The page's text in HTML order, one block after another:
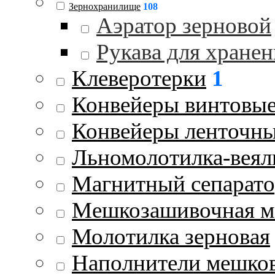
Зернохранилище 108
Аэратор зерновой
Рукава для
Клеверотерки 1
Конвейеры
Конвейеры
Льномолотилка-
Магнитный
Мешкозашивочная
Молотилка зерновая
Наполнители